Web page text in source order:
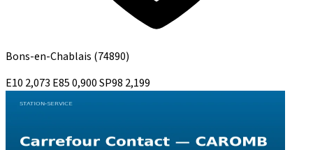
Bons-en-Chablais (74890)
E10 2,073 E850,900SP98 2,199